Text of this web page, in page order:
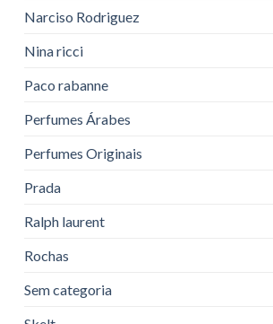
Narciso Rodriguez
Nina ricci
Paco rabanne
Perfumes Árabes
Perfumes Originais
Prada
Ralph laurent
Rochas
Sem categoria